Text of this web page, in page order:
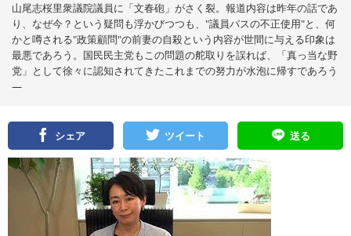
ン
）
山尾志桜里衆議院議員に「文春砲」がさく裂。報道内容は昨年の話であ
り、なぜ今？という疑問も浮かびつつも、"議員パスの不正使用"と、何
かと噂される"政策顧問"の前妻の自殺という内容が世間に与える印象は
最悪であろう。国民民主党もこの問題の舵取りを誤れば、「真っ当な野
党」として徐々に認知されてきたこれまでの努力が水泡に帰すであろう
―
シェア ツイート 送る